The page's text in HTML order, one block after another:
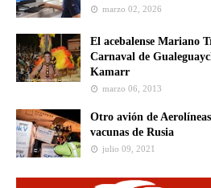
marzo 02, 2026
El acebalense Mariano
Carnaval de
Kamarr
marzo 06, 2013
Otro avión de
vacunas de Rusia
julio 09, 2021